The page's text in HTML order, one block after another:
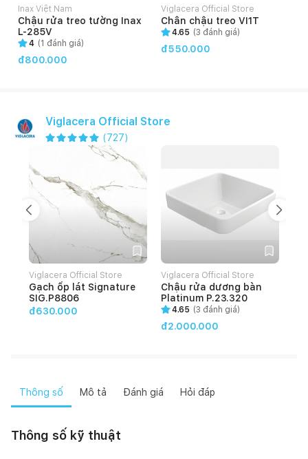
Inax Việt Nam
Chậu rửa treo tường Inax
L-285V
4 (1 đánh giá)
đ800.000
Viglacera Official Store
Chân chậu treo VI1T
4.65 (3 đánh giá)
đ550.000
Viglacera Official Store
(727)
Viglacera Official Store
Gạch ốp lát Signature
SIG.P8806
đ630.000
Viglacera Official Store
Chậu rửa dương bàn
Platinum P.23.320
4.65 (3 đánh giá)
đ2.000.000
Thông số Mô tả Đánh giá Hỏi đáp
Thông số kỹ thuật